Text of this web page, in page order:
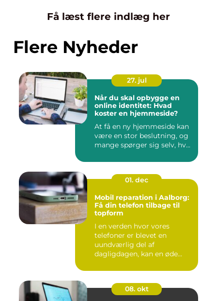
Få læst flere indlæg her
Flere Nyheder
27. jul
Når du skal opbygge en
online identitet: Hvad
koster en hjemmeside?
At få en ny hjemmeside kan
være en stor beslutning, og
mange spørger sig selv, hv...
01. dec
Mobil reparation i Aalborg:
Få din telefon tilbage til
topform
I en verden hvor vores
telefoner er blevet en
uundværlig del af
dagligdagen, kan en øde...
08. okt